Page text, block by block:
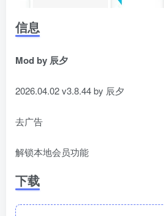
信息
Mod by 辰夕
2026.04.02 v3.8.44 by 辰夕
去广告
解锁本地会员功能
下载